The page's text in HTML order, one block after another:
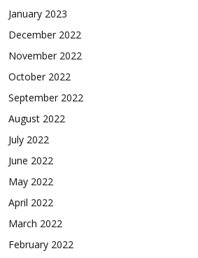
January 2023
December 2022
November 2022
October 2022
September 2022
August 2022
July 2022
June 2022
May 2022
April 2022
March 2022
February 2022